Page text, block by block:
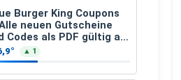
Burger King Coupons
neuen Gutscheine
Codes als PDF gültig ab
bis 04.09.2026
▲ 1